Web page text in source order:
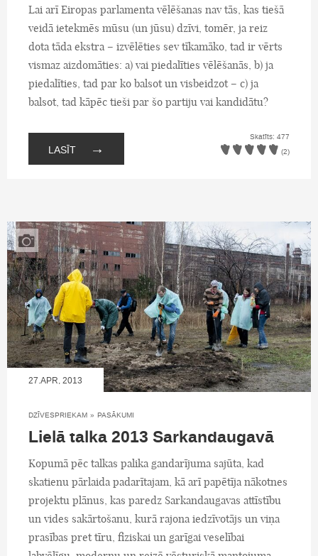
Lai arī Eiropas parlamenta vēlēšanas nav tās, kas tiešā
veidā ietekmēs mūsu (un jūsu) dzīvi, tomēr, ja reiz
dota tāda ekstra – izvēlēties sev tīkamāko, tad ir vērts
vismaz aizdomāties: a) vai piedalīties vēlēšanās, b) ja
piedalīties, tad par ko balsot un visbeidzot – c) ja
balsot, tad kāpēc tieši par šo partiju vai kandidātu?
LASĪT →
Skatīts: 477
(2)
27.APR, 2013
DZĪVESPRIEKAM » PASĀKUMI
Lielā talka 2013 Sarkandaugavā
Kopumā pēc talkas palika gandarījuma sajūta, kad
skatienu pārlaida padarītajam, kā arī papētīja nākotnes
projektu plānus, kas paredz Sarkandaugavas attīstību
un vides sakārtošanu, kurā rajona iedzīvotājs un viņa
prasības pret tīru, fiziskai un garīgai veselībai